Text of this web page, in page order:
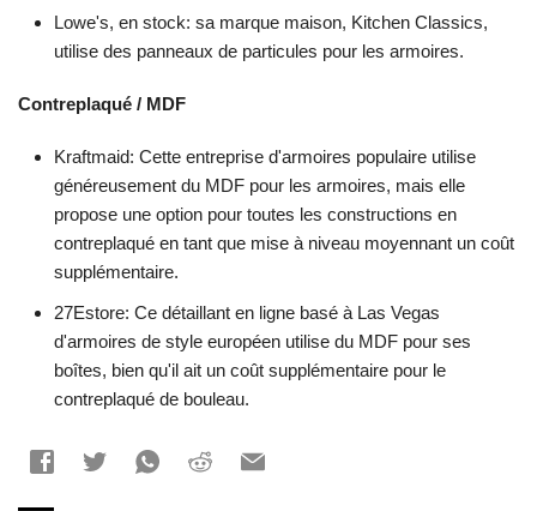
Lowe's, en stock: sa marque maison, Kitchen Classics,
utilise des panneaux de particules pour les armoires.
Contreplaqué / MDF
Kraftmaid: Cette entreprise d'armoires populaire utilise
généreusement du MDF pour les armoires, mais elle
propose une option pour toutes les constructions en
contreplaqué en tant que mise à niveau moyennant un coût
supplémentaire.
27Estore: Ce détaillant en ligne basé à Las Vegas
d'armoires de style européen utilise du MDF pour ses
boîtes, bien qu'il ait un coût supplémentaire pour le
contreplaqué de bouleau.